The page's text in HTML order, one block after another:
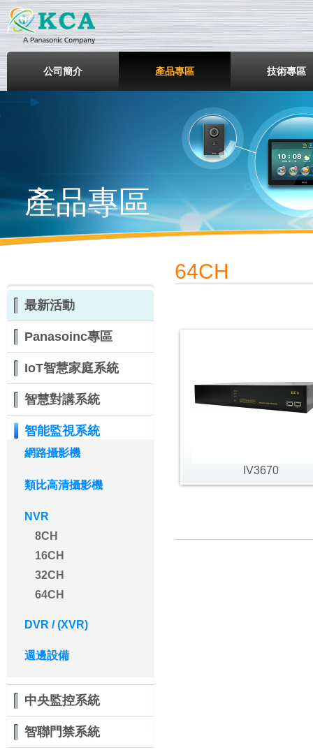
鎧鋒企業股份有限公司
公司簡介 產品專區 技術專區
產品專區
最新活動
Panasoinc專區
IoT智慧家庭系統
智慧對講系統
智能監視系統
網路攝影機
類比高清攝影機
NVR
8CH
16CH
32CH
64CH
DVR / (XVR)
週邊設備
中央監控系統
智聯門禁系統
64CH
IV3670